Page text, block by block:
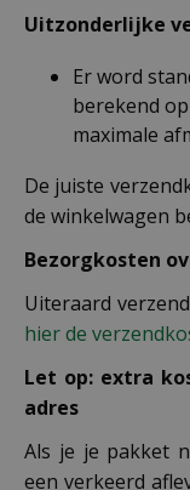
Uitzonderlijke
Er word
berekend
maximale
De juiste
de winkelwagen
Bezorgkosten
Uiteraard
hier de
Let op: extra
adres
Als je je pakket
een verkeerd